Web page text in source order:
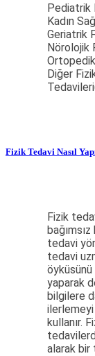
Pediatrik
Kadın
Geriatrik
Nörolojik
Diğer
Fizik Tedavi Nasıl
Fizik
tedavi
tedavi
yaparak
bilgilere
kullanır.
alarak bir